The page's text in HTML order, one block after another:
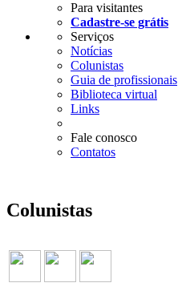
Para visitantes
Cadastre-se grátis
Serviços
Notícias
Colunistas
Guia de profissionais
Biblioteca virtual
Links
Fale conosco
Contatos
Colunistas